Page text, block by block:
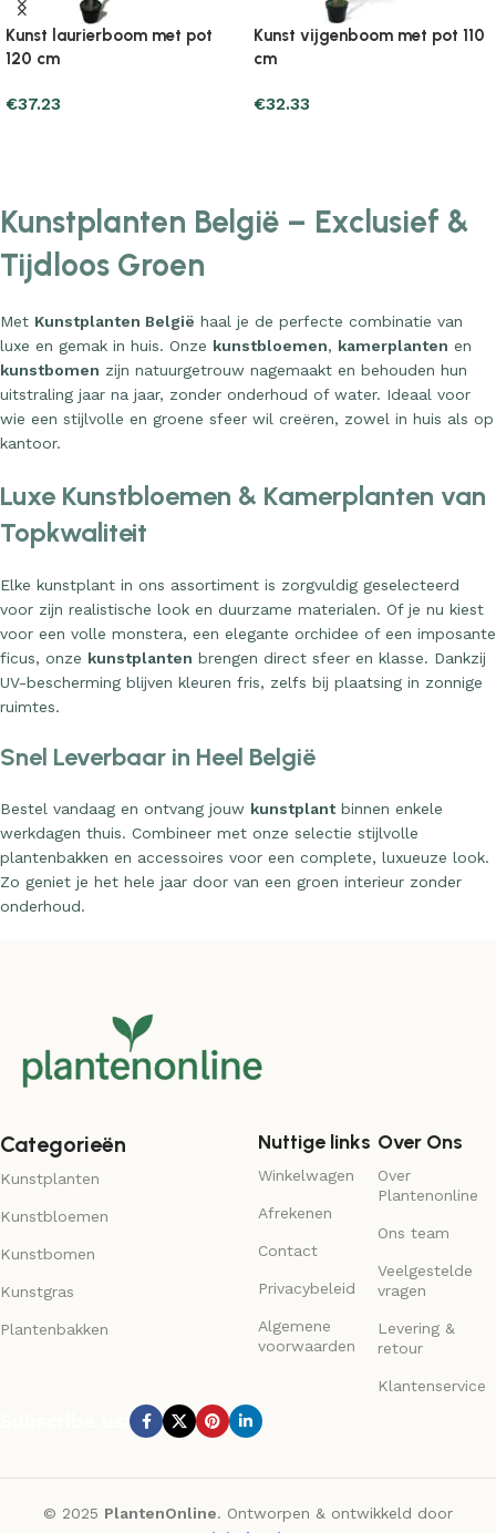
Kunst laurierboom met pot
120 cm
€37.23
Kunst vijgenboom met pot 110
cm
€32.33
Kunstplanten België – Exclusief &
Tijdloos Groen
Met Kunstplanten België haal je de perfecte combinatie van
luxe en gemak in huis. Onze kunstbloemen, kamerplanten en
kunstbomen zijn natuurgetrouw nagemaakt en behouden hun
uitstraling jaar na jaar, zonder onderhoud of water. Ideaal voor
wie een stijlvolle en groene sfeer wil creëren, zowel in huis als op
kantoor.
Luxe Kunstbloemen & Kamerplanten van
Topkwaliteit
Elke kunstplant in ons assortiment is zorgvuldig geselecteerd
voor zijn realistische look en duurzame materialen. Of je nu kiest
voor een volle monstera, een elegante orchidee of een imposante
ficus, onze kunstplanten brengen direct sfeer en klasse. Dankzij
UV-bescherming blijven kleuren fris, zelfs bij plaatsing in zonnige
ruimtes.
Snel Leverbaar in Heel België
Bestel vandaag en ontvang jouw kunstplantbinnen enkele
werkdagen thuis. Combineer met onze selectie stijlvolle
plantenbakken en accessoires voor een complete, luxueuze look.
Zo geniet je het hele jaar door van een groen interieur zonder
onderhoud.
Categorieën
Kunstplanten
Kunstbloemen
Kunstbomen
Kunstgras
Plantenbakken
Nuttige links
Winkelwagen
Afrekenen
Contact
Privacybeleid
Algemene
voorwaarden
Over Ons
Over
Plantenonline
Ons team
Veelgestelde
vragen
Levering &
retour
Klantenservice
© 2025 PlantenOnline. Ontworpen & ontwikkeld door